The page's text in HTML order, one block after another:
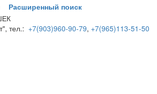
Расширенный поиск
тел.: +7(903)960-90-79, +7(965)113-51-50